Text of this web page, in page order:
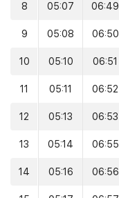
8 05:07 06:49
9 05:08 06:50
10 05:10 06:51
11 05:11 06:52
12 05:13 06:53
13 05:14 06:55
14 05:16 06:56